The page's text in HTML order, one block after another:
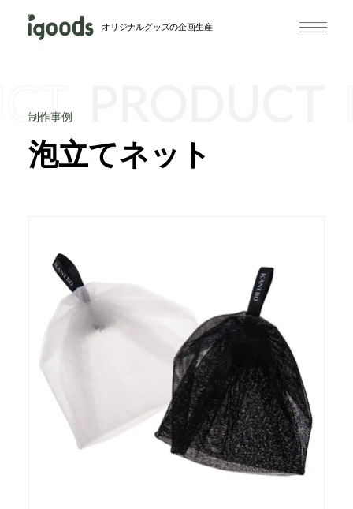
オリジナルグッズの企画生産
泡立てネット
制作事例